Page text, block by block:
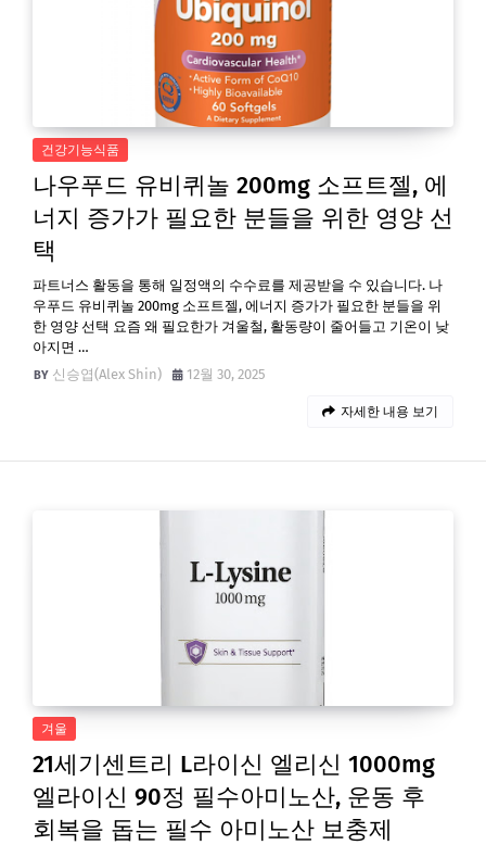
건강기능식품
나우푸드 유비퀴놀 200mg 소프트젤, 에
너지 증가가 필요한 분들을 위한 영양 선
택
파트너스 활동을 통해 일정액의 수수료를 제공받을 수 있습니다. 나
우푸드 유비퀴놀 200mg 소프트젤, 에너지 증가가 필요한 분들을 위
한 영양 선택 요즘 왜 필요한가 겨울철, 활동량이 줄어들고 기온이 낮
아지면 …
신승엽(Alex Shin)
12월 30, 2025
자세한 내용 보기
겨울
21세기센트리 L라이신 엘리신 1000mg
엘라이신 90정 필수아미노산, 운동 후
회복을 돕는 필수 아미노산 보충제